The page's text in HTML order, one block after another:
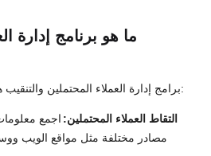
برامج إدارة العملاء المحتملين والتنقيب هي أدوات مصممة من أجل:
التقاط العملاء المحتملين: اجمع
مصادر مختلفة مثل مواقع الويب